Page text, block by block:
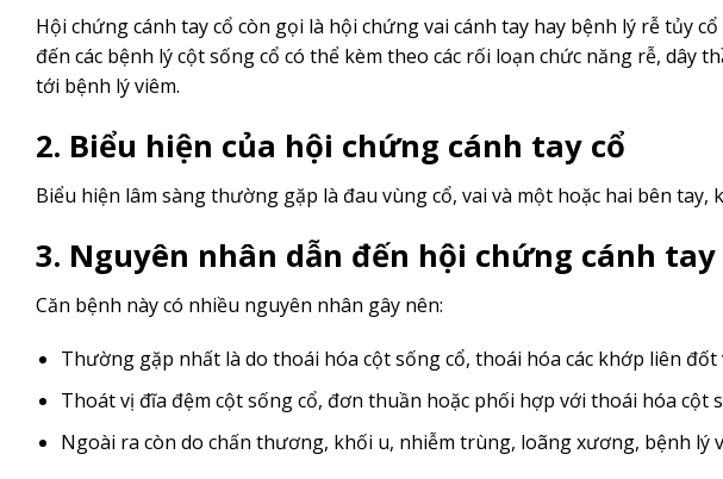
Hội chứng cánh tay cổ còn gọi là hội chứng vai cánh tay hay bệnh lý rễ tủy
đến các bệnh lý cột sống cổ có thể kèm theo các rối loạn chức năng rễ, dây
tới bệnh lý viêm.
2. Biểu hiện của hội chứng cánh tay cổ
Biểu hiện lâm sàng thường gặp là đau vùng cổ, vai và một hoặc hai bên tay,
3. Nguyên nhân dẫn đến hội chứng cánh tay
Căn bệnh này có nhiều nguyên nhân gây nên:
Thường gặp nhất là do thoái hóa cột sống cổ, thoái hóa các khớp liên
Thoát vị đĩa đệm cột sống cổ, đơn thuần hoặc phối hợp với thoái hóa cột
Ngoài ra còn do chấn thương, khối u, nhiễm trùng, loãng xương, bệnh lý